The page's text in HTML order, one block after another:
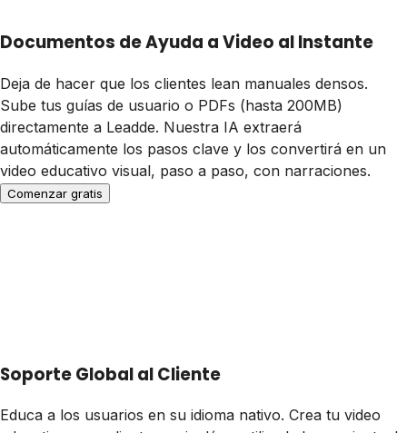
Documentos de Ayuda a Video al Instante
Deja de hacer que los clientes lean manuales densos.
Sube tus guías de usuario o PDFs (hasta 200MB)
directamente a Leadde. Nuestra IA extraerá
automáticamente los pasos clave y los convertirá en un
video educativo visual, paso a paso, con narraciones.
Comenzar gratis
Soporte Global al Cliente
Educa a los usuarios en su idioma nativo. Crea tu video